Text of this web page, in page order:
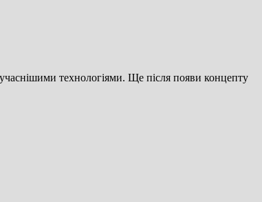
технологіями. Ще після появи концепту